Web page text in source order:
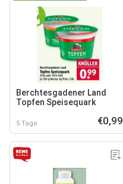
Berchtesgadener Land
Topfen Speisequark
5 Tage €0,99